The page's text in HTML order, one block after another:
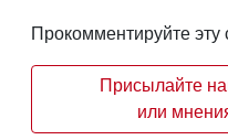
Прокомментируйте
Присылайте
или